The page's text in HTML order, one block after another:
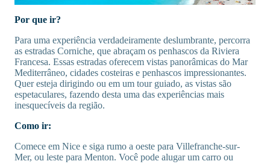
Por que ir?
Para uma experiência verdadeiramente deslumbrante, percorra
as estradas Corniche, que abraçam os penhascos da Riviera
Francesa. Essas estradas oferecem vistas panorâmicas do Mar
Mediterrâneo, cidades costeiras e penhascos impressionantes.
Quer esteja dirigindo ou em um tour guiado, as vistas são
espetaculares, fazendo desta uma das experiências mais
inesquecíveis da região.
Como ir:
Comece em Nice e siga rumo a oeste para Villefranche-sur-
Mer, ou leste para Menton. Você pode alugar um carro ou